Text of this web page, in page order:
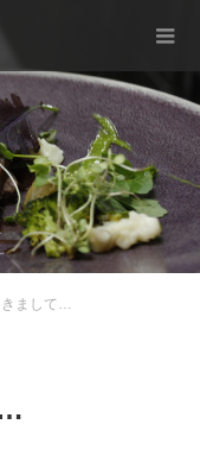
きまして…